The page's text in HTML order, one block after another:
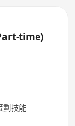
time)
劃技能